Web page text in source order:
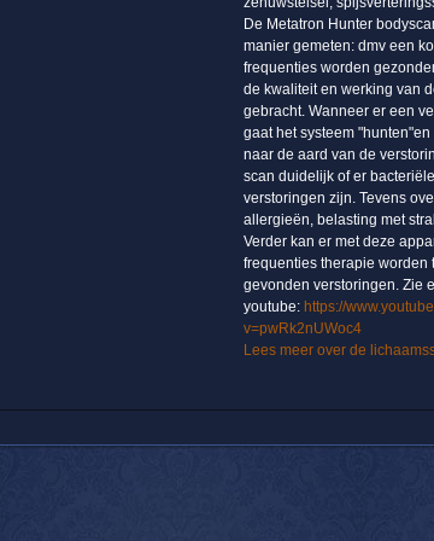
De Metatron Hunter
manier gemeten: dmv een
frequenties worden
de kwaliteit en werking van
gebracht. Wanneer er een
gaat het systeem
naar de aard van de
scan duidelijk of er
verstoringen zijn. Tevens
allergieën, belasting met
Verder kan er met deze
frequenties therapie worden
gevonden verstoringen. Zie
youtube: https://
v=pwRk2nUWoc4
Lees meer over de